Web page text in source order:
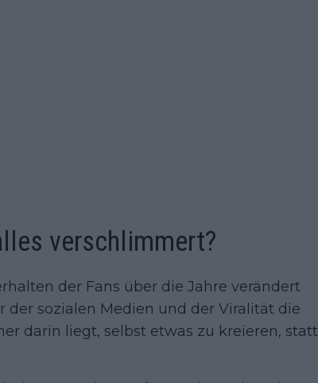
verschlimmert?
der Fans über die Jahre verändert
der sozialen Medien und der Viralität die
darin liegt, selbst etwas zu kreieren, statt